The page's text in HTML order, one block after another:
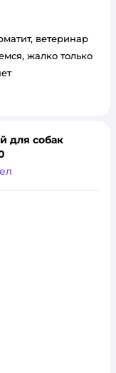
ветеринар
жалко только
для собак